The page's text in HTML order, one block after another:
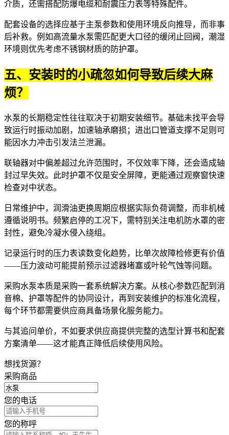
介质，还需搭配防爆电缆和耐震压力表等特殊配件。
配套设备的选择应基于主泵参数和使用环境反向推导，而非事
后补救。例如高流量水泵需匹配更大口径的缓闭止回阀 ，潮湿
环境则优先考虑不锈钢材质的防护罩。
五、安装时的小疏忽如何导致后续大麻
烦？
水泵的长期稳定性往往取决于初期安装细节。基础未找平会导
致运行时振动加剧，加速轴承磨损；进出口管道支撑不足则可
能因水力冲击引发法兰泄漏。
联轴器对中偏差超过允许范围时，不仅效率下降，还会造成轴
封过早失效。此时护罩不仅是安全屏障，更能通过观察窗快速
检查对中状态。
日常维护中，润滑油更换周期应根据实际负荷调整，而非机械
遵循说明书。频繁启停的工况下，需特别关注电机防水罩的密
封性，避免冷凝水侵入绕组。
记录运行时的压力表读数变化趋势，比单次故障检修更有价值
——压力波动可能提前预示过滤器堵塞或叶轮气蚀等问题。
采购水泵本质是采购一套系统解决方案。从核心参数匹配到消
音棉、护罩等配件的协同设计，再到安装维护的标准化流程，
每个环节都需要供应商具备场景化服务能力。
与其追问单价，不如要求供应商提供完整的选型计算书和配套
方案清单——这才能真正降低后续使用风险。
想找货源？
采购商品
您的电话
您的称呼